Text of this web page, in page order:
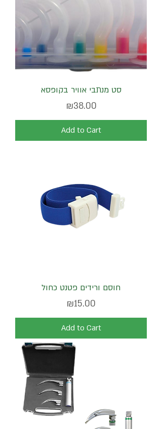
סט מנתבי אוויר בקופסא
Price
₪38.00
Add to Cart
חוסם ורידים פטנט כחול
Price
₪15.00
Add to Cart